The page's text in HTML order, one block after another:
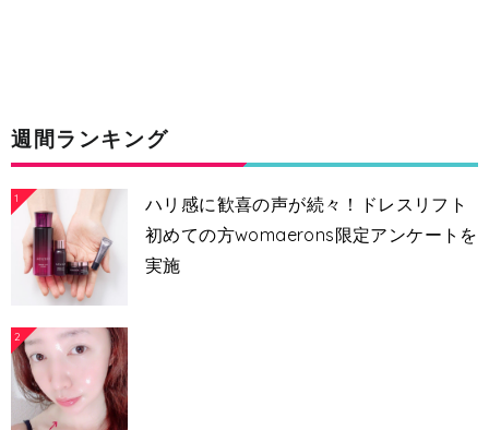
週間ランキング
1
ハリ感に歓喜の声が続々！ドレスリフト
初めての方womaerons限定アンケートを
実施
2